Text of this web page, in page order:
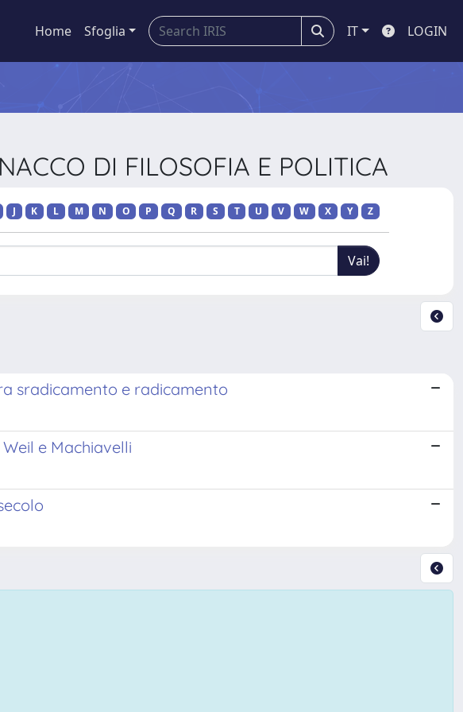
Home Sfoglia IT LOGIN
DI FILOSOFIA E POLITICA
J K L M N O P Q R S T U V W X Y Z
sradicamento e radicamento
e Machiavelli